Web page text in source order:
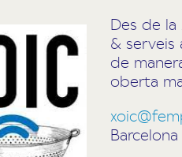
Des de
& serveis
de
oberta
Barcelona